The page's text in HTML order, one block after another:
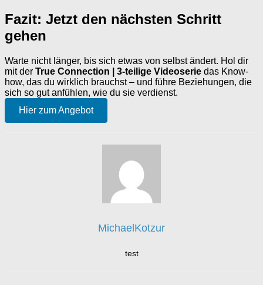
Fazit: Jetzt den nächsten Schritt
gehen
Warte nicht länger, bis sich etwas von selbst ändert. Hol dir
mit der True Connection | 3-teilige Videoserie das Know-
how, das du wirklich brauchst – und führe Beziehungen, die
sich so gut anfühlen, wie du sie verdienst.
Hier zum Angebot
MichaelKotzur
test